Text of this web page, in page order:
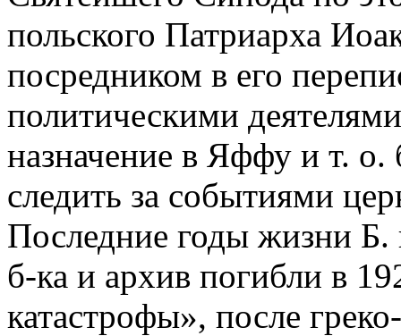
польского Патриарха
посредником в его
политическими
назначение в Яффу и т.
следить за событиями
Последние годы жизни Б.
б-ка и архив погибли в
катастрофы», после